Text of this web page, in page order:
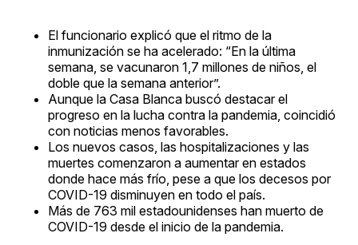
El funcionario explicó que el ritmo de la
inmunización se ha acelerado: “En la última
semana, se vacunaron 1,7 millones de niños, el
doble que la semana anterior”.
Aunque la Casa Blanca buscó destacar el
progreso en la lucha contra la pandemia, coincidió
con noticias menos favorables.
Los nuevos casos, las hospitalizaciones y las
muertes comenzaron a aumentar en estados
donde hace más frío, pese a que los decesos por
COVID-19 disminuyen en todo el país.
Más de 763 mil estadounidenses han muerto de
COVID-19 desde el inicio de la pandemia.